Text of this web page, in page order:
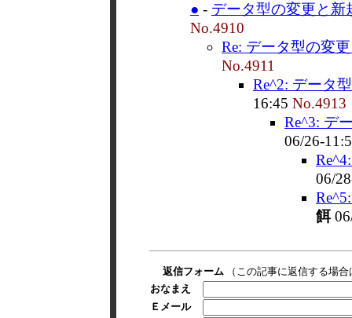
● - データ型の変更と新
No.4910
Re: データ型の変
No.4911
Re^2: データ
16:45 No.4913
Re^3: デ
06/26-
06/
餌
返信フォーム （この記事に返信する場
おなまえ
Ｅメール